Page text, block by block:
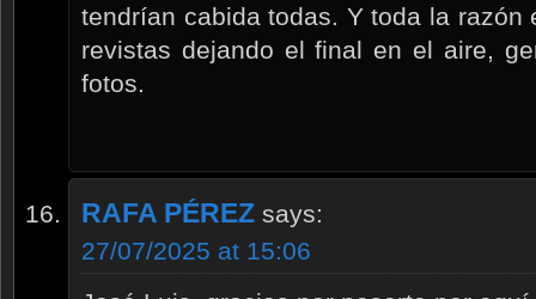
tendrían cabida todas. Y toda la razón
revistas dejando el final en el aire,
fotos.
RAFA PÉREZ says:
27/07/2025 at 15:06